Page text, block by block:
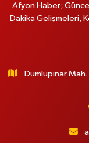
Afyon Haber;
Dakika Gelişmeleri,
Dumlupınar